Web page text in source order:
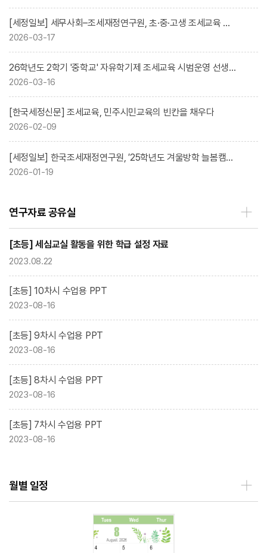
[세정일보] 세무사회–조세재정연구원, 초·중·고생 조세교육 협력 손 잡았다
2026-03-17
26학년도 2학기 '중학교' 자유학기제 조세교육 시범운영 선생님을 모십니다!
2026-03-16
[한국세정신문] 조세교육, 민주시민교육의 빈칸을 채우다
2026-02-09
[세정일보] 한국조세재정연구원, ′25학년도 겨울방학 늘봄캠프 운영
2026-01-19
연구자료 공유실
[초등] 세심교실 활동을 위한 학급 설정 자료
2023.08.22
[초등] 10차시 수업용 PPT
2023-08-16
[초등] 9차시 수업용 PPT
2023-08-16
[초등] 8차시 수업용 PPT
2023-08-16
[초등] 7차시 수업용 PPT
2023-08-16
월별 일정